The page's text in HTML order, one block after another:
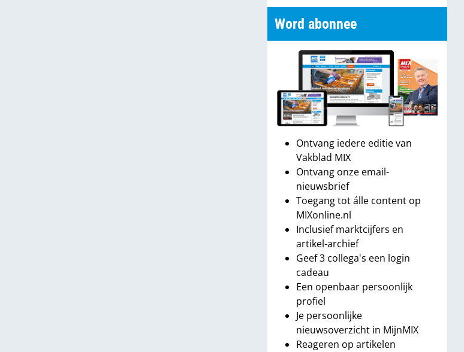
Word abonnee
Ontvang iedere editie van
Vakblad MIX
Ontvang onze email-
nieuwsbrief
Toegang tot álle content op
MIXonline.nl
Inclusief marktcijfers en
artikel-archief
Geef 3 collega's een login
cadeau
Een openbaar persoonlijk
profiel
Je persoonlijke
nieuwsoverzicht in MijnMIX
Reageren op artikelen